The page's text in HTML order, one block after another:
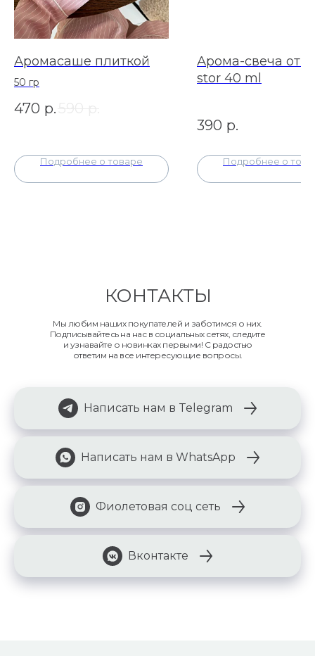
Аромасаше плиткой
50 гр
470 р.
Подробнее о товаре
Арома-свеча от
stor 40 ml
390 р.
Подробнее о
КОНТАКТЫ
Мы любим наших покупателей и заботимся о них.
Подписывайтесь на нас в социальных сетях, следите
и узнавайте о новинках первыми! С радостью
ответим на все интересующие вопросы.
Написать нам в Telegram
Написать нам в WhatsApp
Фиолетовая соц сеть
Вконтакте